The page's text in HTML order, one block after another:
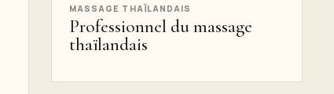
MASSAGE THAÏLANDAIS
Professionnel du massage
thaïlandais